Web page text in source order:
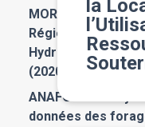
MORPHEUS -
Régionalisation
HydrogÉologiques
(2020)
ANAFORE -
données des
la